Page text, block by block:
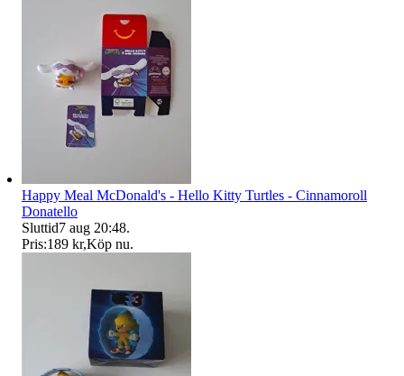
Happy Meal McDonald's - Hello Kitty Turtles - Cinnamoroll
Donatello
Sluttid7 aug 20:48.
Pris:189 kr,Köp nu.